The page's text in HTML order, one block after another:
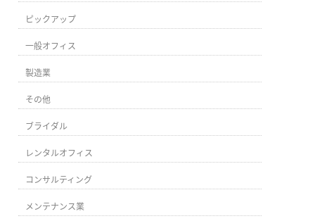
ピックアップ
一般オフィス
製造業
その他
ブライダル
レンタルオフィス
コンサルティング
メンテナンス業